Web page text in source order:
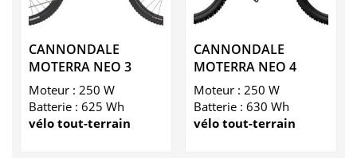
CANNONDALE
MOTERRA NEO 3
Moteur : 250 W
Batterie : 625 Wh
vélo tout-terrain
CANNONDALE
MOTERRA NEO 4
Moteur : 250 W
Batterie : 630 Wh
vélo tout-terrain